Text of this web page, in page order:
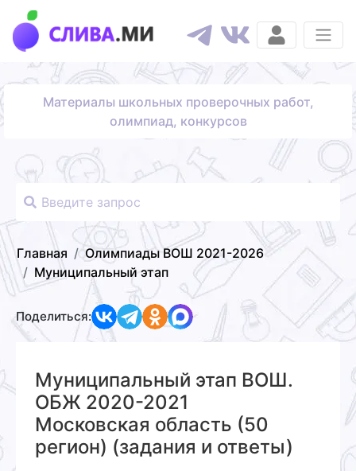
Материалы школьных проверочных работ,
олимпиад, конкурсов
Главная
Олимпиады ВОШ 2021-2026
Муниципальный этап
Поделиться:
Муниципальный этап ВОШ.
ОБЖ 2020-2021
Московская область (50
регион) (задания и ответы)